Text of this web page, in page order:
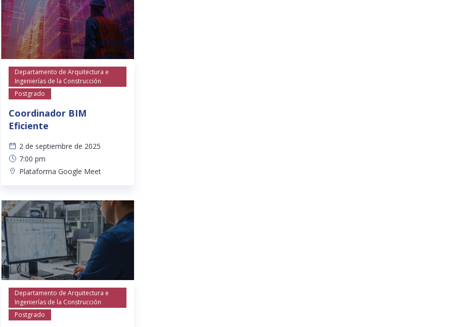
Departamento de Arquitectura e
Ingenierías de la Construcción
Postgrado
Coordinador BIM
Eficiente
2 de septiembre de 2025
7:00 pm
Plataforma Google Meet
Departamento de Arquitectura e
Ingenierías de la Construcción
Postgrado